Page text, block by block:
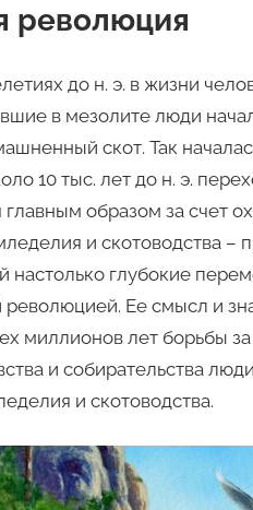
революция
до н. э. в жизни
в мезолите люди
скот. Так
10 тыс. лет до н. э.
образом за счет
и скотоводства
настолько глубокие
революцией. Ее смысл и
миллионов лет борьбы
и собирательства
и скотоводства.